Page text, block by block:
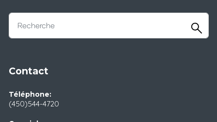
Contact
Téléphone:
(450)544-4720